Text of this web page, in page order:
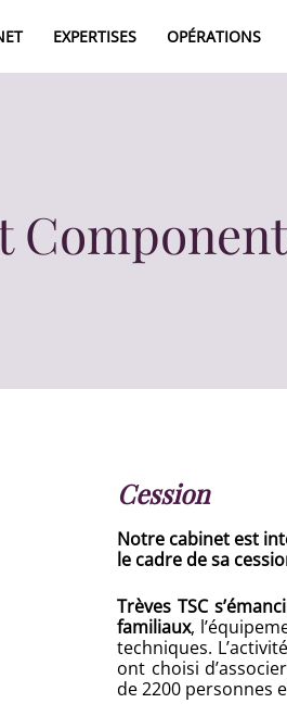
EXPERTISES OPÉRATIONS
Cession
Notre cabinet est
le cadre de sa
Trèves TSC
familiaux,
techniques.
ont choisi
de 2200 personnes